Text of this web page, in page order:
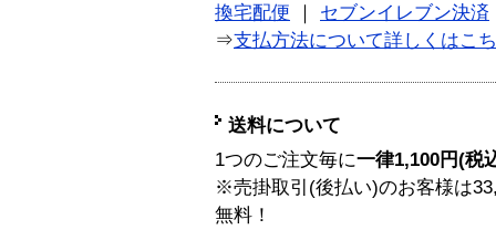
換宅配便 ｜ セブンイレブン決済
⇒支払方法について詳しくはこ
送料について
1つのご注文毎に一律1,100円(税
※売掛取引(後払い)のお客様は
無料！